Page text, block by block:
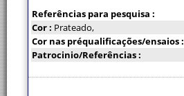
Referências para pesquisa :
Cor : Prateado,
Cor nas préqualificações/ensaios :
Patrocinio/Referências :